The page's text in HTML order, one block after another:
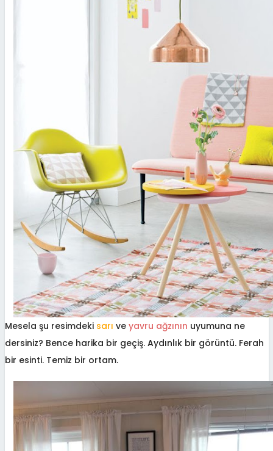
Mesela şu resimdeki sarı ve yavru ağzının uyumuna ne
dersiniz? Bence harika bir geçiş. Aydınlık bir görüntü. Ferah
bir esinti. Temiz bir ortam.